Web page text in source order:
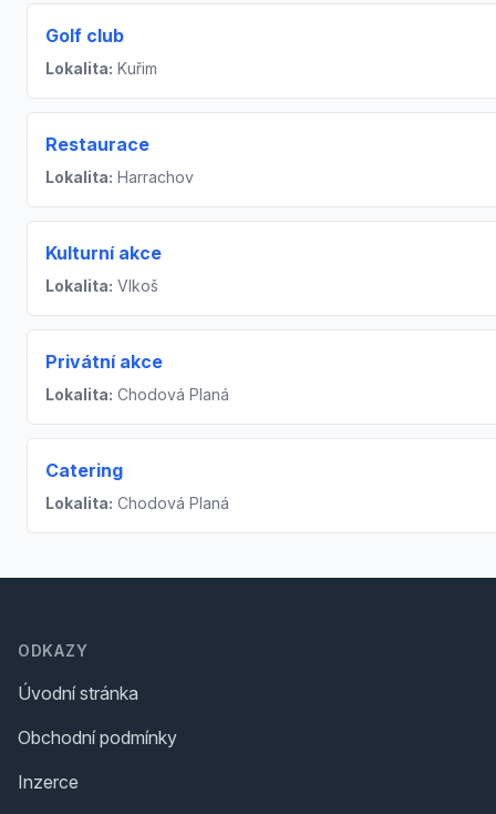
Golf club
Lokalita: Kuřim
Restaurace
Lokalita: Harrachov
Kulturní akce
Lokalita: Vlkoš
Privátní akce
Lokalita: Chodová Planá
Catering
Lokalita: Chodová Planá
ODKAZY
Úvodní stránka
Obchodní podmínky
Inzerce